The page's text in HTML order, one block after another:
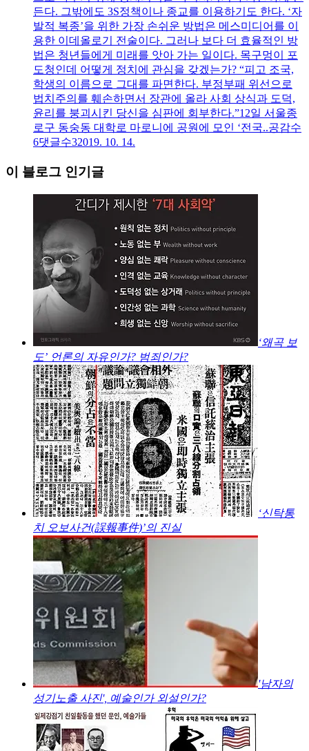
든다. 그밖에도 3S정책이나 종교를 이용하기도 한다. ‘자
발적 복종’을 위한 가장 손쉬운 방법은 메스미디어를 이
용한 이데올로기 전술이다. 그러나 보다 더 효율적인 방
법은 청년들에게 미래를 앗아 가는 일이다. 목구멍이 포
도청인데 어떻게 정치에 관심을 갖겠는가? “피고 조국,
학생의 이름으로 그대를 파면한다. 부정부패 위선으로
법치주의를 훼손하면서 장관에 올라 사회 상식과 도덕,
윤리를 붕괴시킨 당신을 심판에 회부한다.”12일 서울종
로구 동숭동 대학로 마로니에 공원에 모인 ‘전국..공감수
6댓글수32019. 10. 14.
이 블로그 인기글
‘왜곡 보
도’ 언론의 자유인가? 범죄인가?
‘신탁통
치 오보사건(誤報事件)’의 진실
'남자의
성기노출 사진', 예술인가 외설인가?